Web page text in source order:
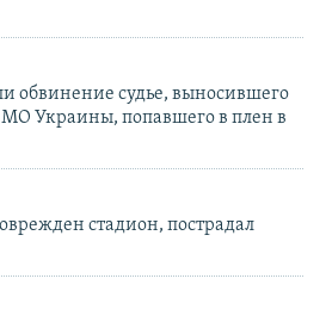
обвинение судье, выносившего
Украины, попавшего в плен в
стадион, пострадал